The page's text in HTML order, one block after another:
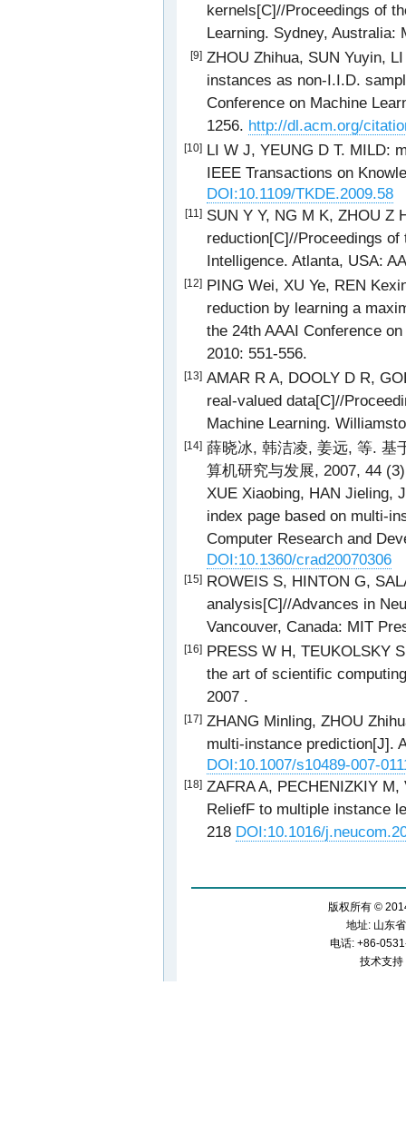
kernels[C]//Proceedings of
Learning. Sydney, Australia:
[9] ZHOU Zhihua, SUN Yuyin,
instances as non-I.I.D.
Conference on Machine
1256. http://dl.acm.org/
[10] LI W J, YEUNG D T. MILD:
IEEE Transactions on
DOI:10.1109/TKDE.2009.58
[11] SUN Y Y, NG M K, ZHOU Z
reduction[C]//Proceedings
Intelligence. Atlanta, USA:
[12] PING Wei, XU Ye, REN
reduction by learning a
the 24th AAAI Conference
2010: 551-556.
[13] AMAR R A, DOOLY D R,
real-valued data[C]//
Machine Learning.
[14] 薛晓冰, 韩洁凌, 姜远, 等. 基
算机研究与发展, 2007, 44
XUE Xiaobing, HAN Jieling,
index page based on multi-
Computer Research and
DOI:10.1360/crad20070306
[15] ROWEIS S, HINTON G,
analysis[C]//Advances in
Vancouver, Canada: MIT
[16] PRESS W H, TEUKOLSKY
the art of scientific
2007 .
[17] ZHANG Minling, ZHOU
multi-instance prediction[J].
DOI:10.1007/s10489-007-
[18] ZAFRA A, PECHENIZKIY
ReliefF to multiple instance
218 DOI:10.1016/